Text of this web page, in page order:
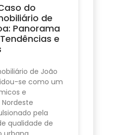
do
de
Panorama
e
de João
se como um
e
pela
qualidade de